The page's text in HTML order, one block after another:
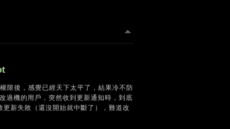
限後，感覺已經天下太平了，結果冷不防
過機的用戶，突然收到更新通知時，到底
新失敗（還沒開始就中斷了），難道改